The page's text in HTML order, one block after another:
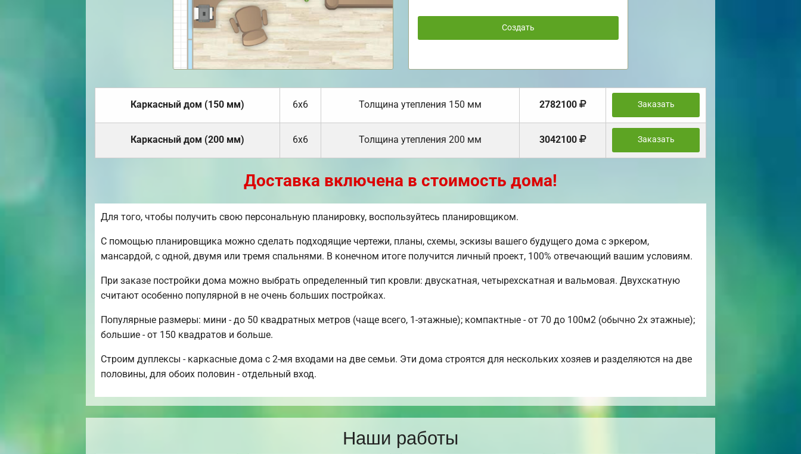
Создать
Каркасный дом (150 мм) 6х6 Толщина утепления 150 мм 2782100 Заказать
Каркасный дом (200 мм) 6х6 Толщина утепления 200 мм 3042100 Заказать
Доставка включена в стоимость дома!
Для того, чтобы получить свою персональную планировку, воспользуйтесь планировщиком.
С помощью планировщика можно сделать подходящие чертежи, планы, схемы, эскизы вашего будущего дома с эркером,
мансардой, с одной, двумя или тремя спальнями. В конечном итоге получится личный проект, 100% отвечающий вашим условиям.
При заказе постройки дома можно выбрать определенный тип кровли: двускатная, четырехскатная и вальмовая. Двухскатную
считают особенно популярной в не очень больших постройках.
Популярные размеры: мини - до 50 квадратных метров (чаще всего, 1-этажные); компактные - от 70 до 100м2 (обычно 2х этажные);
большие - от 150 квадратов и больше.
Строим дуплексы - каркасные дома с 2-мя входами на две семьи. Эти дома строятся для нескольких хозяев и разделяются на две
половины, для обоих половин - отдельный вход.
Наши работы